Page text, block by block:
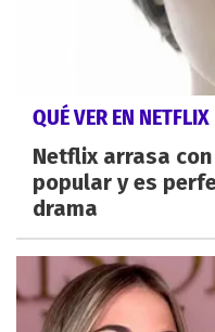
QUÉ VER EN NETFLIX
Netflix arrasa
popular y es
drama